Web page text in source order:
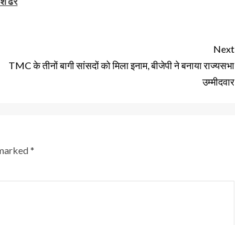
Next
TMC के तीनों बागी सांसदों को मिला इनाम, बीजेपी ने बनाया राज्यसभा
उम्मीदवार
*